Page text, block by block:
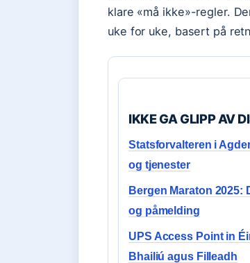
klare «må ikke»-regler.
uke for uke, basert på
IKKE GA GLIPP AV
Statsforvalteren i
og tjenester
Bergen Maraton 2025:
og påmelding
UPS Access Point in
Bhailiú agus Filleadh